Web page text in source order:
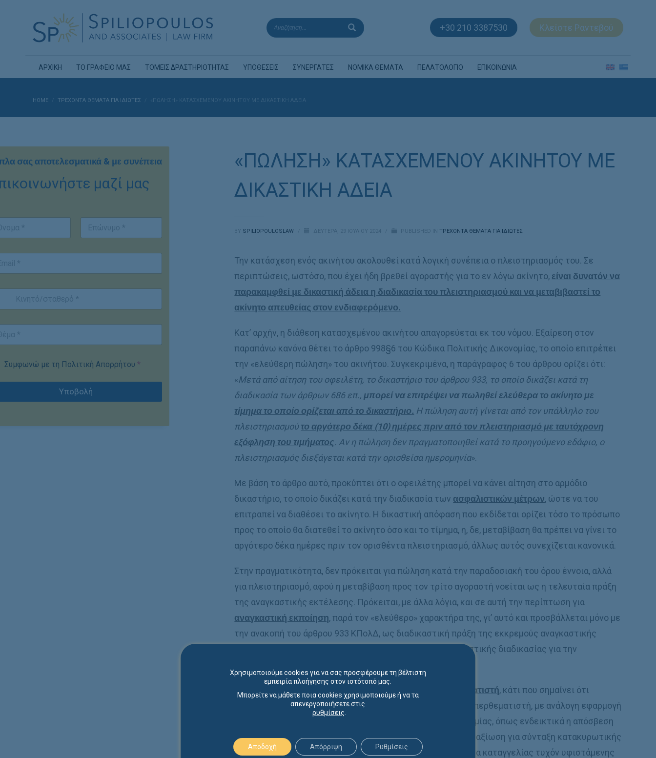
+30 210 3387530 Κλείστε Ραντεβού
ΑΡΧΙΚΗ ΤΟ ΓΡΑΦΕΙΟ ΜΑΣ ΤΟΜΕΙΣ ΔΡΑΣΤΗΡΙΟΤΗΤΑΣ ΥΠΟΘΕΣΕΙΣ ΣΥΝΕΡΓΑΤΕΣ ΝΟΜΙΚΑ ΘΕΜΑΤΑ ΠΕΛΑΤΟΛΟΓΙΟ ΕΠΙΚΟΙΝΩΝΙΑ
HOME ΤΡΕΧΟΝΤΑ ΘΕΜΑΤΑ ΓΙΑ ΙΔΙΩΤΕΣ «ΠΩΛΗΣΗ» ΚΑΤΑΣΧΕΜΕΝΟΥ ΑΚΙΝΗΤΟΥ ΜΕ ΔΙΚΑΣΤΙΚΗ ΑΔΕΙΑ
«ΠΩΛΗΣΗ» ΚΑΤΑΣΧΕΜΕΝΟΥ ΑΚΙΝΗΤΟΥ ΜΕ
ΔΙΚΑΣΤΙΚΗ ΑΔΕΙΑ
BY SPILIOPOULOSLAW ΔΕΥΤΈΡΑ, 29 ΙΟΥΛΊΟΥ 2024 PUBLISHED INΤΡΕΧΟΝΤΑ ΘΕΜΑΤΑ ΓΙΑ ΙΔΙΩΤΕΣ
Την κατάσχεση ενός ακινήτου ακολουθεί κατά λογική συνέπεια ο πλειστηριασμός του. Σε
περιπτώσεις, ωστόσο, που έχει ήδη βρεθεί αγοραστής για το εν λόγω ακίνητο, είναι δυνατόν να
παρακαμφθεί με δικαστική άδεια η διαδικασία του πλειστηριασμού και να μεταβιβαστεί το
ακίνητο απευθείας στον ενδιαφερόμενο.
Κατ’ αρχήν, η διάθεση κατασχεμένου ακινήτου απαγορεύεται εκ του νόμου. Εξαίρεση στον
παραπάνω κανόνα θέτει το άρθρο 998§6 του Κώδικα Πολιτικής Δικονομίας, το οποίο επιτρέπει
την «ελεύθερη πώληση» του ακινήτου. Συγκεκριμένα, η παράγραφος 6 του άρθρου ορίζει ότι:
«Μετά από αίτηση του οφειλέτη, το δικαστήριο του άρθρου 933, το οποίο δικάζει κατά τη
διαδικασία των άρθρων 686 επ., μπορεί να επιτρέψει να πωληθεί ελεύθερα το ακίνητο με
τίμημα το οποίο ορίζεται από το δικαστήριο. Η πώληση αυτή γίνεται από τον υπάλληλο του
πλειστηριασμού το αργότερο δέκα (10) ημέρες πριν από τον πλειστηριασμό με ταυτόχρονη
εξόφληση του τιμήματος. Αν η πώληση δεν πραγματοποιηθεί κατά το προηγούμενο εδάφιο, ο
πλειστηριασμός διεξάγεται κατά την ορισθείσα ημερομηνία».
Με βάση το άρθρο αυτό, προκύπτει ότι ο οφειλέτης μπορεί να κάνει αίτηση στο αρμόδιο
δικαστήριο, το οποίο δικάζει κατά την διαδικασία των ασφαλιστικών μέτρων, ώστε να του
επιτραπεί να διαθέσει το ακίνητο. Η δικαστική απόφαση που εκδίδεται ορίζει τόσο το πρόσωπο
προς το οποίο θα διατεθεί το ακίνητο όσο και το τίμημα, η, δε, μεταβίβαση θα πρέπει να γίνει το
αργότερο δέκα ημέρες πριν τον ορισθέντα πλειστηριασμό, άλλως αυτός συνεχίζεται κανονικά.
Στην πραγματικότητα, δεν πρόκειται για πώληση κατά την παραδοσιακή του όρου έννοια, αλλά
για πλειστηριασμό, αφού η μεταβίβαση προς τον τρίτο αγοραστή νοείται ως η τελευταία πράξη
της αναγκαστικής εκτέλεσης. Πρόκειται, με άλλα λόγια, και σε αυτή την περίπτωση για
αναγκαστική εκποίηση, παρά τον «ελεύθερο» χαρακτήρα της, γι’ αυτό και προσβάλλεται μόνο με
την ανακοπή του άρθρου 933 ΚΠολΔ, ως διαδικαστική πράξη της εκκρεμούς αναγκαστικής
εκτέλεσης, και μάλιστα ως η τελευταία πράξη της εκτελεστικής διαδικασίας για την
Έτσι, ο «αγοραστής» του ακινήτου λαμβάνει θέση υπερθεματιστή, κάτι που σημαίνει ότι
αναγνωρίζονται στο πρόσωπό του όλα τα δικαιώματα του υπερθεματιστή, με ανάλογη εφαρμογή
και των αντίστοιχων άρθρων του Κώδικα Πολιτικής Δικονομίας, όπως ενδεικτικά η απόσβεση
των υφιστάμενων βαρών με την καταβολή του τιμήματος, η αξίωση για σύνταξη κατακυρωτικής
έκθεσης από τον υπάλληλο του πλειστηριασμού, το δικαίωμα καταγγελίας τυχόν υφιστάμενης
σας αποτελεσματικά & με συνέπεια
μαζί μας
Συμφωνώ με τη Πολιτική Απορρήτου *
Υποβολή
Χρησιμοποιούμε cookies για να σας προσφέρουμε τη βέλτιστη
εμπειρία πλοήγησης στον ιστότοπό μας.
Μπορείτε να μάθετε ποια cookies χρησιμοποιούμε ή να τα
απενεργοποιήσετε στις
ρυθμίσεις
Αποδοχή Απόρριψη Ρυθμίσεις